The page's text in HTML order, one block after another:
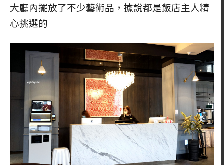
大廳內擺放了不少藝術品，據說都是飯店主人精
心挑選的